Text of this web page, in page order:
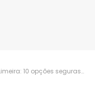
opções seguras para seu veículo